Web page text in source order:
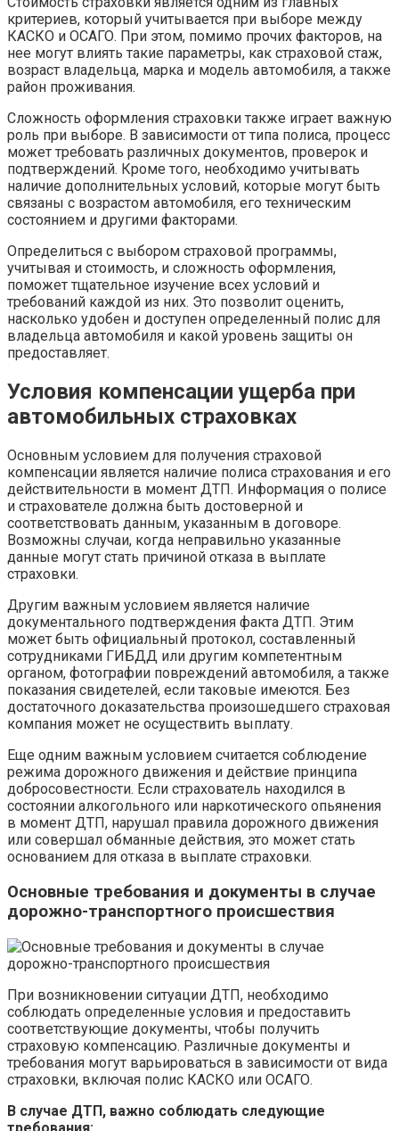
критериев, который учитывается при выборе между
КАСКО и ОСАГО. При этом, помимо прочих факторов, на
нее могут влиять такие параметры, как страховой стаж,
возраст владельца, марка и модель автомобиля, а также
район проживания.
Сложность оформления страховки также играет важную
роль при выборе. В зависимости от типа полиса, процесс
может требовать различных документов, проверок и
подтверждений. Кроме того, необходимо учитывать
наличие дополнительных условий, которые могут быть
связаны с возрастом автомобиля, его техническим
состоянием и другими факторами.
Определиться с выбором страховой программы,
учитывая и стоимость, и сложность оформления,
поможет тщательное изучение всех условий и
требований каждой из них. Это позволит оценить,
насколько удобен и доступен определенный полис для
владельца автомобиля и какой уровень защиты он
предоставляет.
Условия компенсации ущерба при
автомобильных страховках
Основным условием для получения страховой
компенсации является наличие полиса страхования и его
действительности в момент ДТП. Информация о полисе
и страхователе должна быть достоверной и
соответствовать данным, указанным в договоре.
Возможны случаи, когда неправильно указанные
данные могут стать причиной отказа в выплате
страховки.
Другим важным условием является наличие
документального подтверждения факта ДТП. Этим
может быть официальный протокол, составленный
сотрудниками ГИБДД или другим компетентным
органом, фотографии повреждений автомобиля, а также
показания свидетелей, если таковые имеются. Без
достаточного доказательства произошедшего страховая
компания может не осуществить выплату.
Еще одним важным условием считается соблюдение
режима дорожного движения и действие принципа
добросовестности. Если страхователь находился в
состоянии алкогольного или наркотического опьянения
в момент ДТП, нарушал правила дорожного движения
или совершал обманные действия, это может стать
основанием для отказа в выплате страховки.
Основные требования и документы в случае
дорожно-транспортного происшествия
При возникновении ситуации ДТП, необходимо
соблюдать определенные условия и предоставить
соответствующие документы, чтобы получить
страховую компенсацию. Различные документы и
требования могут варьироваться в зависимости от вида
страховки, включая полис КАСКО или ОСАГО.
В случае ДТП, важно соблюдать следующие
требования: